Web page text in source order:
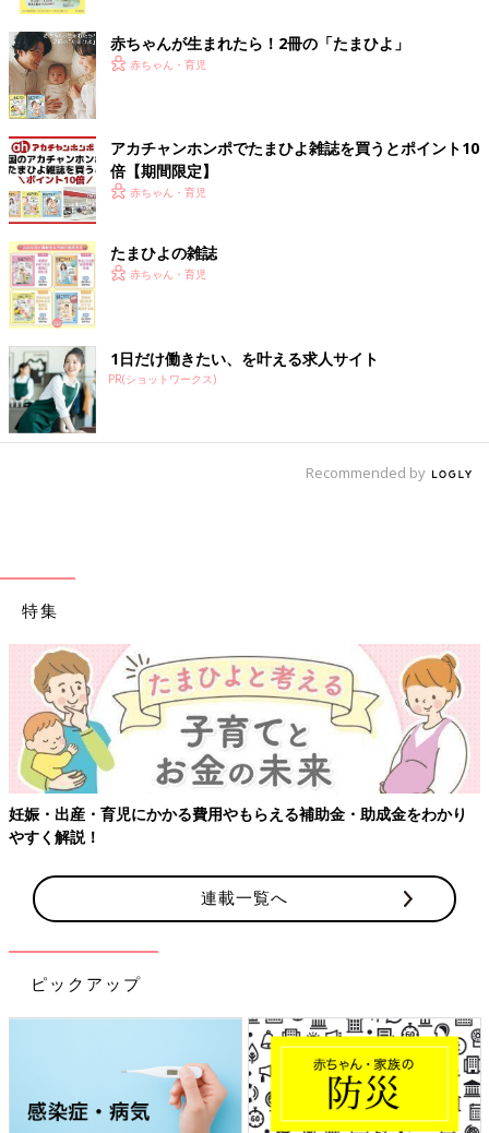
また、少し先の話になりますが、中学・高校・大学と成長するに
つれて『部活動』や『留学』などにお金がかかる可能性もありま
す。
とくに中学・高校の部活動費は強豪校ほど負担が大きくなってし
まうのが悩ましいところ。遠征費や用具代、海外渡航費などは高
額になりがちですが、お子さんの世界を広げる貴重な経験でもあ
ります。『将来、子どもの“やりたい”を応援するための費用』と
して、学費とは別に積み立てておくと安心です。
これらを含め、家計管理の第一歩は、実態をできるだけ正確に把
握することです。
家計簿をつけるのが大変という方は、何にいくら使っているのか
を毎月書き出してみるだけでも、気づけることがあるはずです」
（曽田照子さん）
を通して、子どもが幸せになるために大切なこ
代、お小遣い、交通費、教材費、制服・カバン代、積立金など
は、子どもが小さいうちは読みづらいもの。学費とは別に準備で
きるといいですね。
（取材・文／橋本真理子、たまひよONLINE編集部）
曽田照子さん
PROFILE）
ライター・エディター、ファイナンシャルプランナー。3人の娘
の母。自身のライフプランに役立てるためにファイナンシャルプ
ランナー資格を取得。子どもの金銭教育、教育資金、奨学金など
にくわしい。著書に『決定版 ママ、言わないで！子どもが自信
を失う言葉66』（学研プラス）ほか。
※文中のコメントは「たまひよ」アプリユーザーから集めた体験
談を再編集したものです。
※記事の内容は2026年2月の情報であり、現在と異なる場合があ
ります。
赤ちゃんが生まれたら！2冊の「たまひよ」
赤ちゃん・育児
アカチャンホンポでたまひよ雑誌を買うとポイント10
倍【期間限定】
赤ちゃん・育児
たまひよの雑誌
赤ちゃん・育児
1日だけ働きたい、を叶える求人サイト
PR(ショットワークス)
Recommended by
特集
妊娠・出産・育児にかかる費用やもらえる補助金・助成金をわかり
やすく解説！
連載一覧へ
ピックアップ